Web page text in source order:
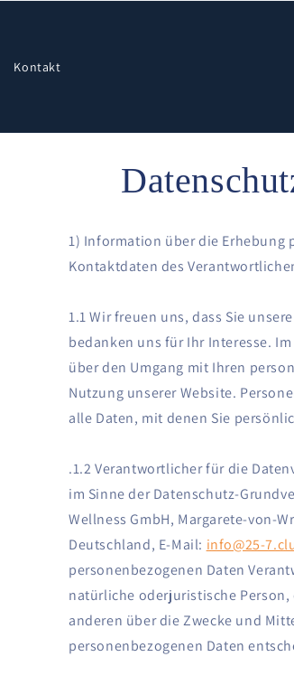
Kontakt
1) Information über die Erhebung
Kontaktdaten des
1.1 Wir freuen uns, dass Sie
bedanken uns für Ihr Interesse.
über den Umgang mit Ihren
Nutzung unserer Website.
alle Daten, mit denen Sie
.1.2 Verantwortlicher für die
im Sinne der Datenschutz-
Wellness GmbH, Margarete-von-
Deutschland, E-Mail: info@25-
personenbezogenen Daten
natürliche oderjuristische
anderen über die Zwecke und
personenbezogenen Daten